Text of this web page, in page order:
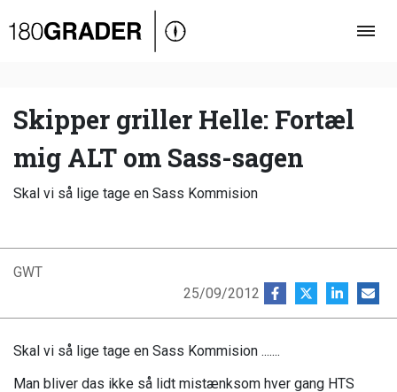
Oversigt
Debat
Video
Podcast
Skipper griller Helle: Fortæl
mig ALT om Sass-sagen
Skal vi så lige tage en Sass Kommision
GWT
25/09/2012
Skal vi så lige tage en Sass Kommision .......
Man bliver das ikke så lidt mistænksom hver gang HTS